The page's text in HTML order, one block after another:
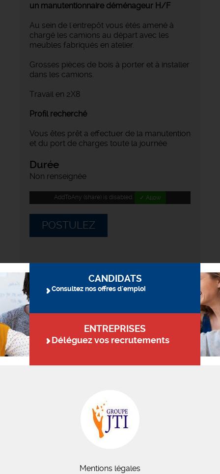
un manutentionnaire déménageur H/F
Au sein de l'entrepôt vous étés amené à
chargé les camions au départ avec les
meubles fabriqués en atelier.
Grosses pièces de bois à porter et à installer
dans les camions.
Travail en 2X8
Profil recherché
Vous êtes prêt a effectuer de la manutention
et du port de charges toute la journée
Durée
Non renseignée
AddToAny (share) is disabled. ✓ Allow
POSTULEZ
CANDIDATS
Consultez nos offres d'emploi
ENTREPRISES
Déléguez vos recrutements
Mentions légales